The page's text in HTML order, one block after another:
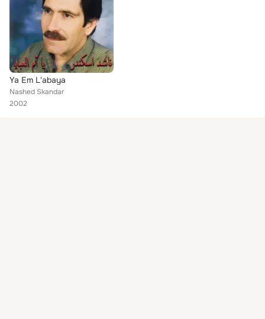
Ya Em L'abaya
Nashed Skandar
2002